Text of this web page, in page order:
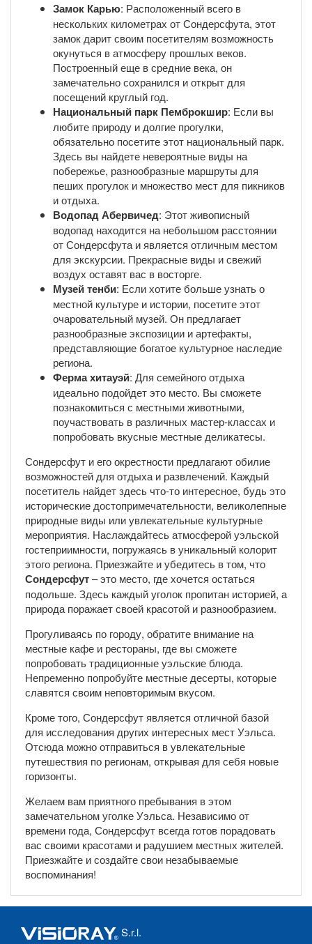
Замок Карью: Расположенный всего в
нескольких километрах от Сондерсфута, этот
замок дарит своим посетителям возможность
окунуться в атмосферу прошлых веков.
Построенный еще в средние века, он
замечательно сохранился и открыт для
посещений круглый год.
Национальный парк Пемброкшир: Если вы
любите природу и долгие прогулки,
обязательно посетите этот национальный парк.
Здесь вы найдете невероятные виды на
побережье, разнообразные маршруты для
пеших прогулок и множество мест для пикников
и отдыха.
Водопад Абервичед: Этот живописный
водопад находится на небольшом расстоянии
от Сондерсфута и является отличным местом
для экскурсии. Прекрасные виды и свежий
воздух оставят вас в восторге.
Музей тенби: Если хотите больше узнать о
местной культуре и истории, посетите этот
очаровательный музей. Он предлагает
разнообразные экспозиции и артефакты,
представляющие богатое культурное наследие
региона.
Ферма хитауэй: Для семейного отдыха
идеально подойдет это место. Вы сможете
познакомиться с местными животными,
поучаствовать в различных мастер-классах и
попробовать вкусные местные деликатесы.
Сондерсфут и его окрестности предлагают обилие
возможностей для отдыха и развлечений. Каждый
посетитель найдет здесь что-то интересное, будь это
исторические достопримечательности, великолепные
природные виды или увлекательные культурные
мероприятия. Наслаждайтесь атмосферой уэльской
гостеприимности, погружаясь в уникальный колорит
этого региона. Приезжайте и убедитесь в том, что
Сондерсфут– это место, где хочется остаться
подольше. Здесь каждый уголок пропитан историей, а
природа поражает своей красотой и разнообразием.
Прогуливаясь по городу, обратите внимание на
местные кафе и рестораны, где вы сможете
попробовать традиционные уэльские блюда.
Непременно попробуйте местные десерты, которые
славятся своим неповторимым вкусом.
Кроме того, Сондерсфут является отличной базой
для исследования других интересных мест Уэльса.
Отсюда можно отправиться в увлекательные
путешествия по регионам, открывая для себя новые
горизонты.
Желаем вам приятного пребывания в этом
замечательном уголке Уэльса. Независимо от
времени года, Сондерсфут всегда готов порадовать
вас своими красотами и радушием местных жителей.
Приезжайте и создайте свои незабываемые
воспоминания!
S.r.l.